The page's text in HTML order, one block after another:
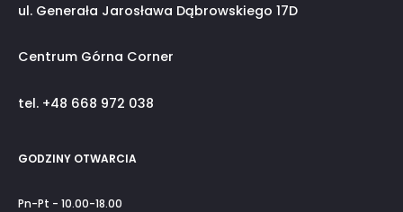
ul. Generała Jarosława Dąbrowskiego 17D
Centrum Górna Corner
tel. +48 668 972 038
GODZINY OTWARCIA
Pn-Pt - 10.00-18.00